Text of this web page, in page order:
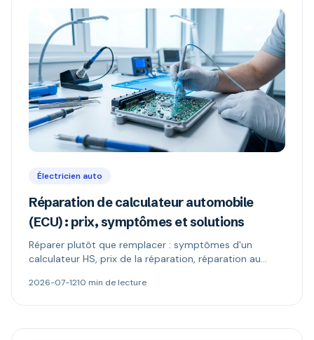
Électricien auto
Réparation de calculateur automobile
(ECU) : prix, symptômes et solutions
Réparer plutôt que remplacer : symptômes d'un
calculateur HS, prix de la réparation, réparation au
codage antidémarrage.
2026-07-1210 min de lecture